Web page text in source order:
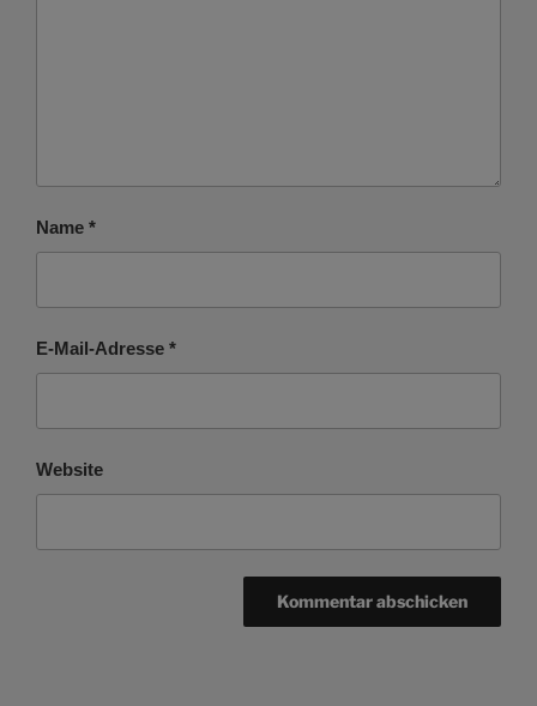
Name *
E-Mail-Adresse *
Website